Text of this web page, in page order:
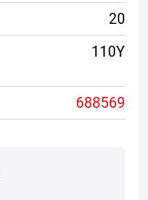
20
110Y
688569